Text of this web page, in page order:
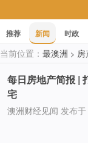
推荐 新闻 时政
科技
职场 美食
当前位置： 最澳洲 > 房
每日房地产简报 |
宅
澳洲财经见闻 发布